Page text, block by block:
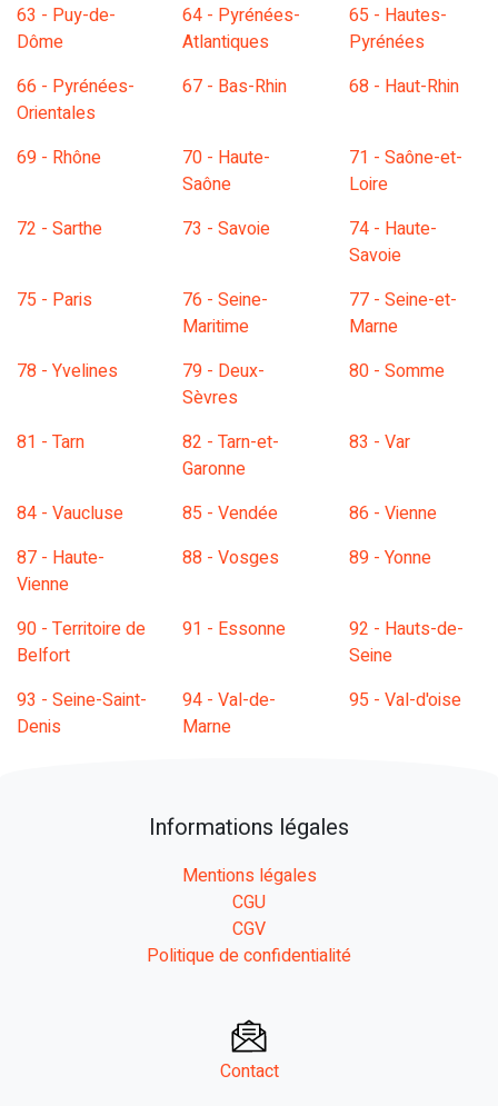
63 - Puy-de-
Dôme
64 - Pyrénées-
Atlantiques
65 - Hautes-
Pyrénées
66 - Pyrénées-
Orientales
67 - Bas-Rhin 68 - Haut-Rhin
69 - Rhône
70 - Haute-
Saône
71 - Saône-et-
Loire
72 - Sarthe
73 - Savoie
74 - Haute-
Savoie
75 - Paris
76 - Seine-
Maritime
77 - Seine-et-
Marne
78 - Yvelines
79 - Deux-
Sèvres
80 - Somme
81 - Tarn
82 - Tarn-et-
Garonne
83 - Var
84 - Vaucluse 85 - Vendée
86 - Vienne
87 - Haute-
Vienne
88 - Vosges 89 - Yonne
90 - Territoire de
Belfort
91 - Essonne
92 - Hauts-de-
Seine
93 - Seine-Saint-
Denis
94 - Val-de-
Marne
95 - Val-d'oise
Informations légales
Mentions légales
CGU
CGV
Politique de confidentialité
Contact